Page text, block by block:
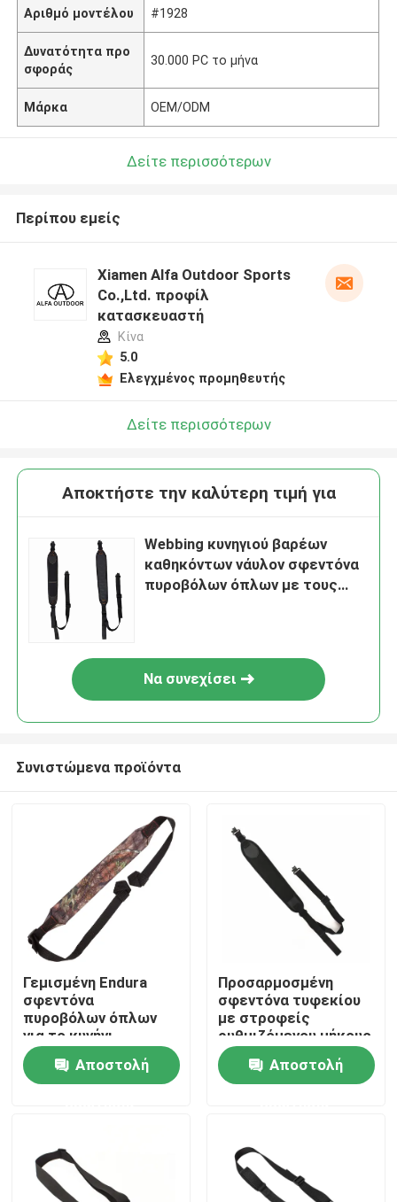
Σπίτι
Σχετικά με εμάς
Αριθμό μοντέλου #1928
Δυνατότητα προ
σφοράς
30.000 PC το μήνα
Μάρκα OEM/ODM
Δείτε περισσότερων
Περίπου εμείς
Xiamen Alfa Outdoor Sports
Co.,Ltd. προφίλ
κατασκευαστή
Κίνα
5.0
Ελεγχμένος προμηθευτής
Δείτε περισσότερων
Αποκτήστε την καλύτερη τιμή για
Webbing κυνηγιού βαρέων
καθηκόντων νάυλον σφεντόνα
πυροβόλων όπλων με τους
Να συνεχίσει
Συνιστώμενα προϊόντα
Γεμισμένη Endura
σφεντόνα
πυροβόλων όπλων
για το κυνήγι,
κανένας στροφέας
που απαιτούνται,
διευθετήσιμο μήκος
Αποστολή
Προσαρμοσμένη
σφεντόνα τυφεκίου
με στροφείς
ρυθμιζόμενου μήκους
και αντιολισθητική
επένδυσηΑποστολή